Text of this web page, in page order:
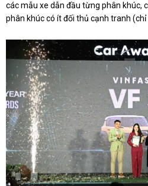
các mẫu xe dẫn đầu từng phân khúc,
phân khúc có ít đối thủ cạnh tranh